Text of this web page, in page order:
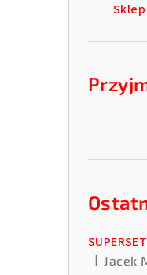
Sklep
Ocena
Jacek